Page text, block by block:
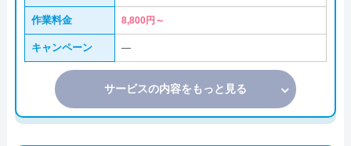
作業料金 8,800円～
キャンペーン ―
サービスの内容をもっと見る